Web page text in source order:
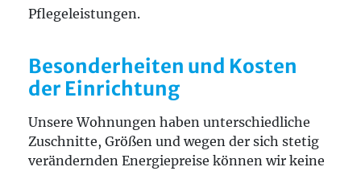
Pflegeleistungen.
Besonderheiten und Kosten
der Einrichtung
Unsere Wohnungen haben unterschiedliche
Zuschnitte, Größen und wegen der sich stetig
verändernden Energiepreise können wir keine